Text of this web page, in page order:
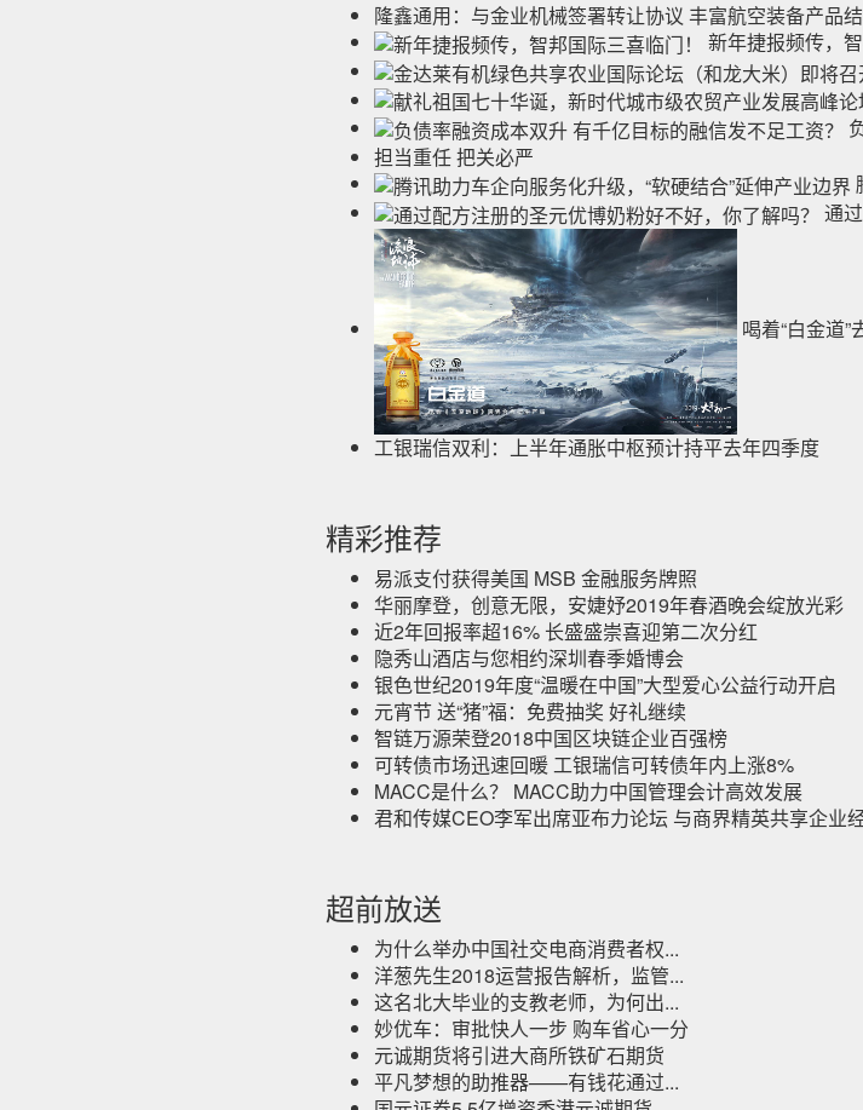
隆鑫通用：与金业机械签署转让协议 丰富航空装备产品
新年捷报频传，
担当重任 把关必严
通
喝着“白金道”
工银瑞信双利：上半年通胀中枢预计持平去年四季度
精彩推荐
易派支付获得美国 MSB 金融服务牌照
华丽摩登，创意无限，安婕妤2019年春酒晚会绽放光彩
近2年回报率超16% 长盛盛崇喜迎第二次分红
隐秀山酒店与您相约深圳春季婚博会
银色世纪2019年度“温暖在中国”大型爱心公益行动开启
元宵节 送“猪”福：免费抽奖 好礼继续
智链万源荣登2018中国区块链企业百强榜
可转债市场迅速回暖 工银瑞信可转债年内上涨8%
MACC是什么？ MACC助力中国管理会计高效发展
君和传媒CEO李军出席亚布力论坛 与商界精英共享企业
超前放送
为什么举办中国社交电商消费者权...
洋葱先生2018运营报告解析，监管...
这名北大毕业的支教老师，为何出...
妙优车：审批快人一步 购车省心一分
元诚期货将引进大商所铁矿石期货
平凡梦想的助推器——有钱花通过...